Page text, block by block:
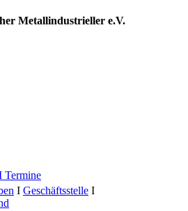
Metallindustrieller e.V.
Termine
I Geschäftsstelle I